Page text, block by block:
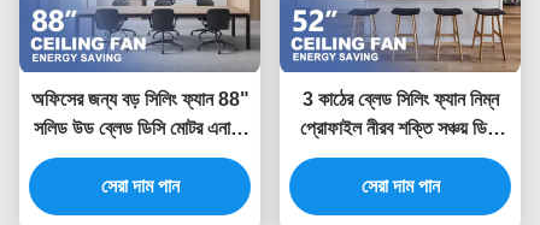
অফিসের জন্য বড় সিলিং ফ্যান 88"
সলিড উড ব্লেড ডিসি মোটর এনার্জি
সেভিং ফ্যান
সেরা দাম পান
3 কাঠের ব্লেড সিলিং ফ্যান নিম্ন
প্রোফাইল নীরব শক্তি সঞ্চয় ডিসি
মোটর ফ্লাশ মাউন্ট 52 ইঞ্চি
সেরা দাম পান